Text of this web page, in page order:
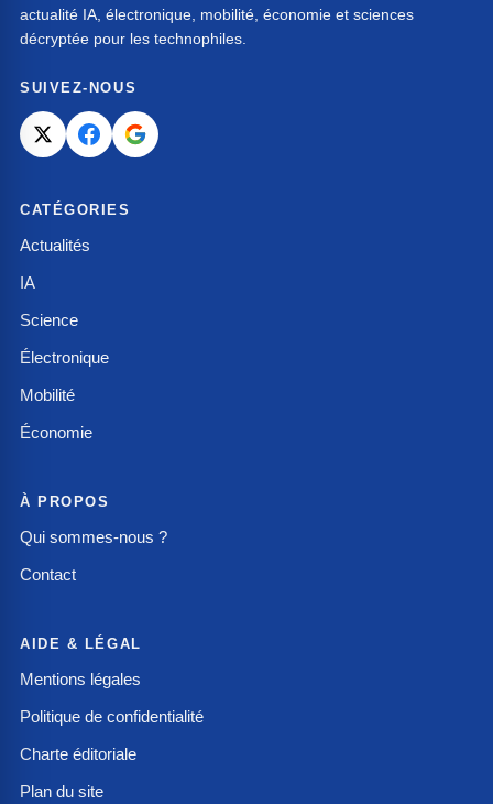
actualité IA, électronique, mobilité, économie et sciences
décryptée pour les technophiles.
SUIVEZ-NOUS
CATÉGORIES
Actualités
IA
Science
Électronique
Mobilité
Économie
À PROPOS
Qui sommes-nous ?
Contact
AIDE & LÉGAL
Mentions légales
Politique de confidentialité
Charte éditoriale
Plan du site